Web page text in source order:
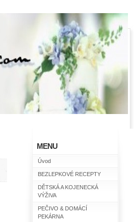
MENU
Úvod
BEZLEPKOVÉ RECEPTY
DĚTSKÁ A KOJENECKÁ
VÝŽIVA
PEČIVO & DOMÁCÍ
PEKÁRNA